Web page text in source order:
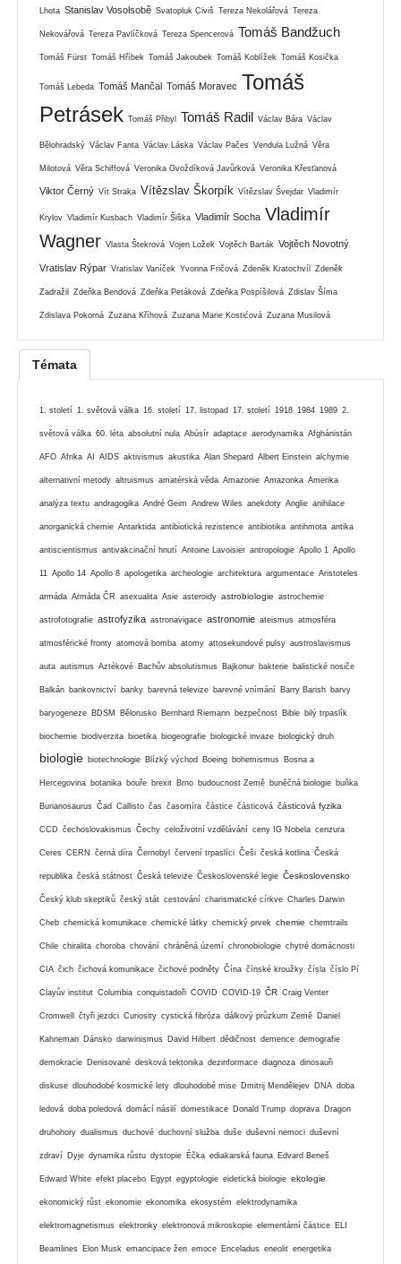
Lhota Stanislav Vosolsobě Svatopluk Civiš Tereza Nekolářová Tereza
Nekovářová Tereza Pavlíčková Tereza Spencerová Tomáš Bandžuch
Tomáš Fürst Tomáš Hříbek Tomáš Jakoubek Tomáš Koblížek Tomáš Kosička
Tomáš Lebeda Tomáš Mančal Tomáš Moravec Tomáš
Petrásek Tomáš Přibyl Tomáš Radil Václav Bára Václav
Bělohradský Václav Fanta Václav Láska Václav Pačes Vendula Lužná Věra
Milotová Věra Schiffová Veronika Gvoždíková Javůrková Veronika Křesťanová
Viktor Černý Vít Straka Vítězslav Škorpík Vítězslav Švejdar Vladimír
Krylov Vladimír Kusbach Vladimír Šiška Vladimír Socha Vladimír
Wagner Vlasta Štekrová Vojen Ložek Vojtěch Barták Vojtěch Novotný
Vratislav Rýpar Vratislav Vaníček Yvonna Fričová Zdeněk Kratochvíl Zdeněk
Zadražil Zdeňka Bendová Zdeňka Petáková Zdeňka Pospíšilová Zdislav Šíma
Zdislava Pokorná Zuzana Kříhová Zuzana Marie Kostićová Zuzana Musilová
Témata
1. století 1. světová válka 16. století 17. listopad 17. století 1918 1984 1989 2.
světová válka 60. léta absolutní nula Abúsír adaptace aerodynamika Afghánistán
AFO Afrika AI AIDS aktivismus akustika Alan Shepard Albert Einstein alchymie
alternativní metody altruismus amatérská věda Amazonie Amazonka Amerika
analýza textu andragogika André Geim Andrew Wiles anekdoty Anglie anihilace
anorganická chemie Antarktida antibiotická rezistence antibiotika antihmota antika
antiscientismus antivakcinační hnutí Antoine Lavoisier antropologie Apollo 1 Apollo
11 Apollo 14 Apollo 8 apologetika archeologie architektura argumentace Aristoteles
armáda Armáda ČR asexualita Asie asteroidy astrobiologie astrochemie
astrofotografie astrofyzika astronavigace astronomie ateismus atmosféra
atmosférické fronty atomová bomba atomy attosekundové pulsy austroslavismus
auta autismus Aztékové Bachův absolutismus Bajkonur bakterie balistické nosiče
Balkán bankovnictví banky barevná televize barevné vnímání Barry Barish barvy
baryogeneze BDSM Bělorusko Bernhard Riemann bezpečnost Bible bilý trpaslík
biochemie biodiverzita bioetika biogeografie biologické invaze biologický druh
biologie biotechnologie Blízký východ Boeing bohemismus Bosna a
Hercegovina botanika bouře brexit Brno budoucnost Země buněčná biologie buňka
Burianosaurus Čad Callisto čas časomíra částice částicová částicová fyzika
CCD čechoslovakismus Čechy celoživotní vzdělávání ceny IG Nobela cenzura
Ceres CERN černá díra Černobyl červení trpaslíci Češi česká kotlina Česká
republika česká státnost Česká televize Československé legie Československo
Český klub skeptiků český stát cestování charismatické církve Charles Darwin
Cheb chemická komunikace chemické látky chemický prvek chemie chemtrails
Chile chiralita choroba chování chráněná území chronobiologie chytré domácnosti
CIA čich čichová komunikace čichové podněty Čína čínské kroužky čísla číslo Pí
Clayův institut Columbia conquistadoři COVID COVID-19 ČR Craig Venter
Cromwell čtyři jezdci Curiosity cystická fibróza dálkový průzkum Země Daniel
Kahneman Dánsko darwinismus David Hilbert dědičnost demence demografie
demokracie Denisované desková tektonika dezinformace diagnoza dinosauři
diskuse dlouhodobé kosmické lety dlouhodobé mise Dmitrij Mendělejev DNA doba
ledová doba poledová domácí násilí domestikace Donald Trump doprava Dragon
druhohory dualismus duchové duchovní služba duše duševní nemoci duševní
zdraví Dyje dynamika růstu dystopie Éčka ediakarská fauna Edvard Beneš
Edward White efekt placebo Egypt egyptologie eidetická biologie ekologie
ekonomický růst ekonomie ekonomika ekosystém elektrodynamika
elektromagnetismus elektronky elektronová mikroskopie elementární částice ELI
Beamlines Elon Musk emancipace žen emoce Enceladus eneolit energetika